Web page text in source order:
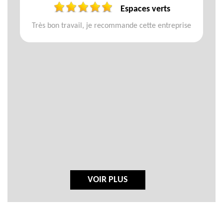
Espaces verts
Très bon travail, je recommande cette entreprise
VOIR PLUS